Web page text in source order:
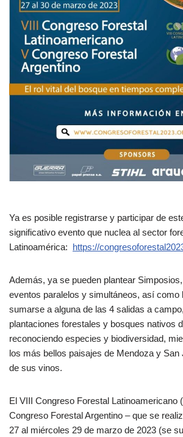
Ya es posible registrarse y participar de
significativo evento que nuclea al sector
Latinoamérica: https://
Además, ya se pueden plantear
eventos paralelos y simultáneos, así como
sumarse a alguna de las 4 salidas a
plantaciones forestales y bosques nativos
reconociendo especies y biodiversidad,
los más bellos paisajes de Mendoza y San
de sus vinos.
El VIII Congreso Forestal Latinoamericano
Congreso Forestal Argentino – que se
27 al miércoles 29 de marzo de 2023 (se